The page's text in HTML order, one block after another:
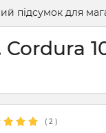
підсумок для
( 2 )